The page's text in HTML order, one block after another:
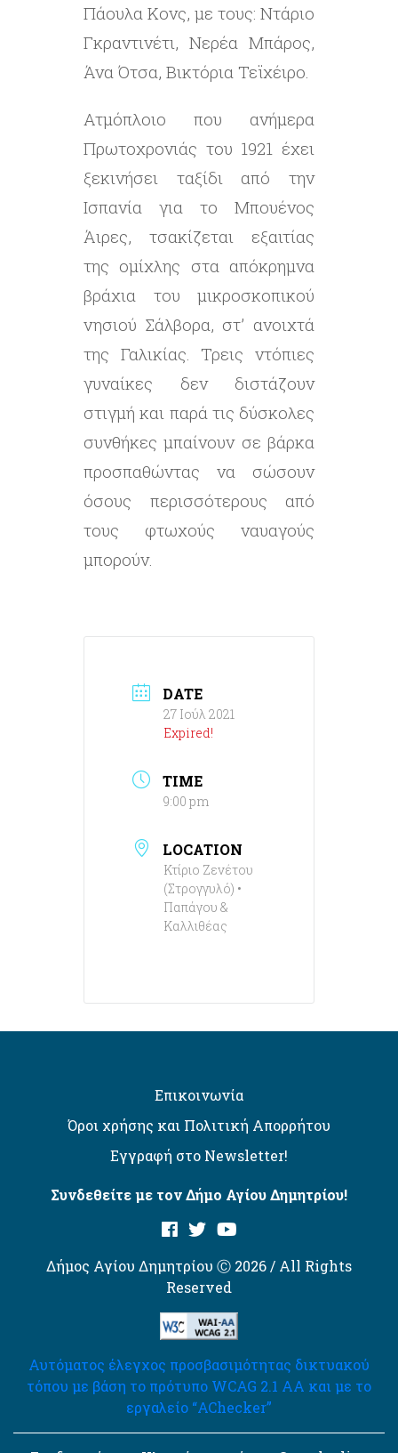
Πάουλα Κονς, με τους: Ντάριο
Γκραντινέτι, Νερέα Μπάρος,
Άνα Ότσα, Βικτόρια Τεϊχέιρο.
Ατμόπλοιο που ανήμερα
Πρωτοχρονιάς του 1921 έχει
ξεκινήσει ταξίδι από την
Ισπανία για το Μπουένος
Άιρες, τσακίζεται εξαιτίας
της ομίχλης στα απόκρημνα
βράχια του μικροσκοπικού
νησιού Σάλβορα, στ’ ανοιχτά
της Γαλικίας. Τρεις ντόπιες
γυναίκες δεν διστάζουν
στιγμή και παρά τις δύσκολες
συνθήκες μπαίνουν σε βάρκα
προσπαθώντας να σώσουν
όσους περισσότερους από
τους φτωχούς ναυαγούς
μπορούν.
DATE
27 Ιούλ 2021
Expired!
TIME
9:00 pm
LOCATION
Κτίριο Ζενέτου
(Στρογγυλό) •
Παπάγου &
Καλλιθέας
Επικοινωνία
Όροι χρήσης και Πολιτική Απορρήτου
Εγγραφή στο Newsletter!
Συνδεθείτε με τον Δήμο Αγίου Δημητρίου!
Δήμος Αγίου Δημητρίου Ⓒ 2026 / All Rights
Reserved
Αυτόματος έλεγχος προσβασιμότητας δικτυακού
τόπου με βάση το πρότυπο WCAG 2.1 AA και με το
εργαλείο “AChecker”